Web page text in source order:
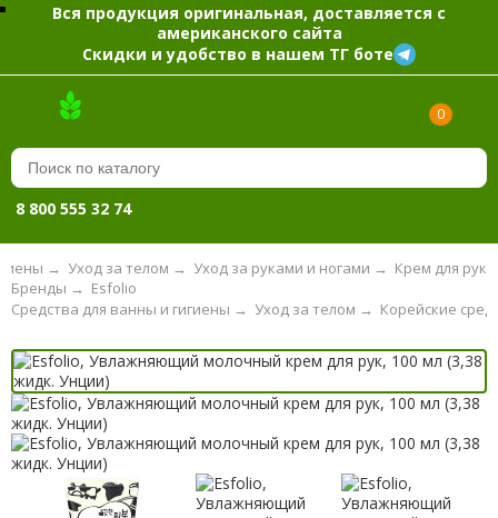
Вся продукция оригинальная, доставляется с
американского сайта
Скидки и удобство в нашем ТГ боте
0
8 800 555 32 74
→ Уход за телом → Уход за руками и ногами → Крем для рук
Esfolio
Бренды →
Корейские
Уход за телом →
Средства для ванны и гигиены →